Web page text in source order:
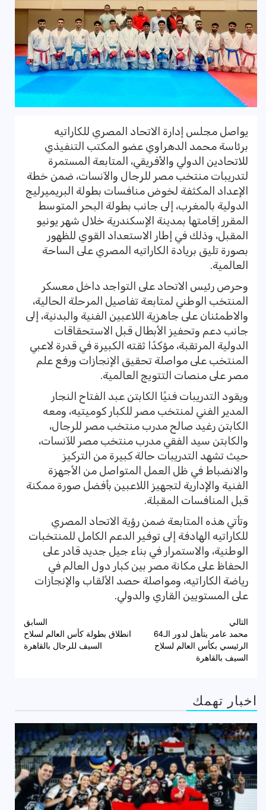
يواصل مجلس إدارة الاتحاد المصري للكاراتيه
برئاسة محمد الدهراوي عضو المكتب التنفيذي
للاتحادين الدولي والأفريقي، المتابعة المستمرة
لتدريبات منتخب مصر للرجال والآنسات، ضمن خطة
الإعداد المكثفة لخوض منافسات بطولة البريميرليج
الدولية بالمغرب، إلى جانب بطولة البحر المتوسط
المقرر إقامتها بمدينة الإسكندرية خلال شهر يونيو
المقبل، وذلك في إطار الاستعداد القوي للظهور
بصورة تليق بريادة الكاراتيه المصري على الساحة
العالمية.
وحرص رئيس الاتحاد على التواجد داخل معسكر
المنتخب الوطني لمتابعة تفاصيل المرحلة الحالية،
والاطمئنان على جاهزية اللاعبين الفنية والبدنية، إلى
جانب دعم وتحفيز الأبطال قبل الاستحقاقات
الدولية المرتقبة، مؤكدًا ثقته الكبيرة في قدرة لاعبي
المنتخب على مواصلة تحقيق الإنجازات ورفع علم
مصر على منصات التتويج العالمية.
ويقود التدريبات فنيًا الكابتن عبد الفتاح النجار
المدير الفني لمنتخب مصر للكبار كوميتيه، ومعه
الكابتن رغيد صالح مدرب منتخب مصر للرجال،
والكابتن سيد الفقي مدرب منتخب مصر للآنسات،
حيث تشهد التدريبات حالة كبيرة من التركيز
والانضباط في ظل العمل المتواصل من الأجهزة
الفنية والإدارية لتجهيز اللاعبين بأفضل صورة ممكنة
قبل المنافسات المقبلة.
وتأتي هذه المتابعة ضمن رؤية الاتحاد المصري
للكاراتيه الهادفة إلى توفير الدعم الكامل للمنتخبات
الوطنية، والاستمرار في بناء جيل جديد قادر على
الحفاظ على مكانة مصر بين كبار دول العالم في
رياضة الكاراتيه، ومواصلة حصد الألقاب والإنجازات
على المستويين القاري والدولي.
تصفّح
المقالات
السابق
انطلاق بطولة كأس العالم لسلاح
السيف للرجال بالقاهرة
التالي
محمد عامر يتأهل لدور الـ64
الرئيسي بكأس العالم لسلاح
السيف بالقاهرة
اخبار تهمك